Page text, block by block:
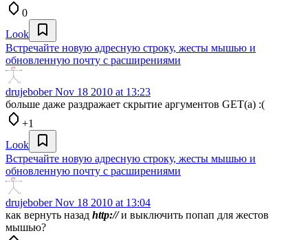
0
Look
Встречайте новую адресную строку, жесты мышью и
обновленную почту с расширениями
drujeboberNov 18 2010 at 13:23
больше даже раздражает скрытие аргументов GET(а) :(
+1
Look
Встречайте новую адресную строку, жесты мышью и
обновленную почту с расширениями
drujeboberNov 18 2010 at 13:04
как вернуть назад http://и выключить попап для жестов
мышью?